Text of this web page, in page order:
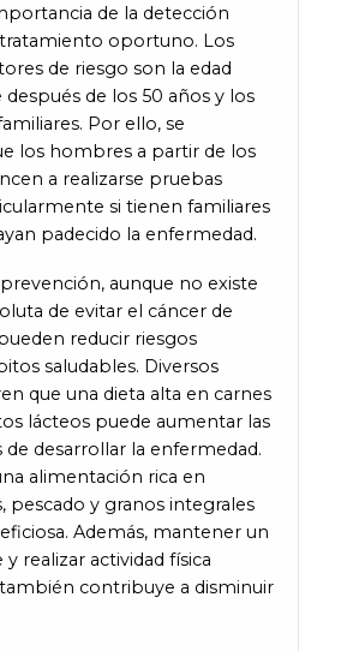
de la detección
oportuno. Los
de riesgo son la edad
de los 50 años y los
Por ello, se
los hombres a partir de los
a realizarse pruebas
si tienen familiares
padecido la enfermedad.
aunque no existe
de evitar el cáncer de
reducir riesgos
saludables. Diversos
que una dieta alta en carnes
lácteos puede aumentar las
desarrollar la enfermedad.
alimentación rica en
pescado y granos integrales
Además, mantener un
realizar actividad física
contribuye a disminuir